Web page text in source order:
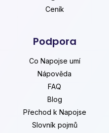
Ceník
Podpora
Co Napojse umí
Nápověda
FAQ
Blog
Přechod k Napojse
Slovník pojmů